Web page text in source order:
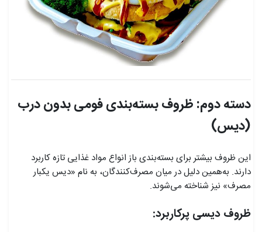
دسته دوم: ظروف بسته‌بندی فومی بدون درب
(دیس)
این ظروف بیشتر برای بسته‌بندی باز انواع مواد غذایی تازه کاربرد
دارند. به‌همین دلیل در میان مصرف‌کنندگان، به نام «دیس یکبار
مصرف» نیز شناخته می‌شوند.
ظروف دیسی پرکاربرد: